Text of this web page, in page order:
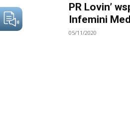
PR Lovin’
Infemini
05/11/2020